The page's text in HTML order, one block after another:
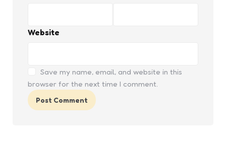
Website
Save my name, email, and website in this
browser for the next time I comment.